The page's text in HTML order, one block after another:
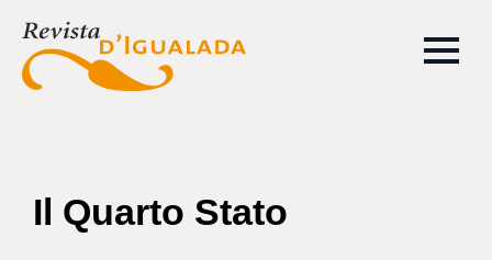
Il Quarto Stato